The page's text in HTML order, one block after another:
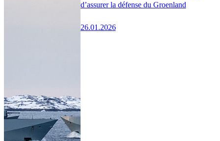
d’assurer la défense du Groenland
26.01.2026